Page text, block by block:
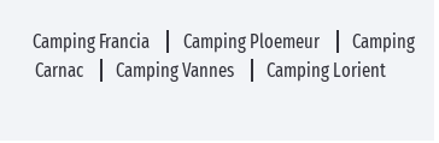
Camping Francia Camping Ploemeur
Camping
Carnac
Camping Vannes Camping Lorient